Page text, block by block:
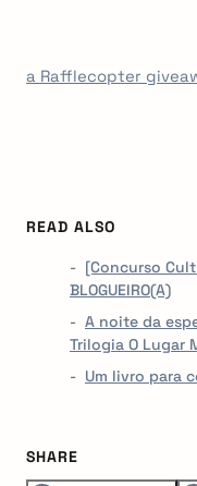
a Rafflecopter
READ ALSO
[Concurso
BLOGUEIRO(A)
A noite da
Trilogia O Lugar
Um livro para
SHARE